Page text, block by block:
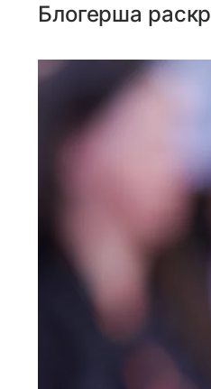
Блогерша